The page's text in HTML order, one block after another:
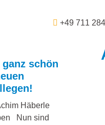
+49 711
schön
Häberle
Nun sind